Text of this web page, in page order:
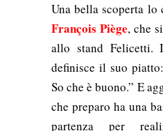
Una bella scoperta lo
François Piège, che
allo stand Felicetti.
definisce il suo
So che è buono.” E
che preparo ha una
partenza per